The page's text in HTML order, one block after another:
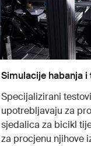
Simulacije habanja i
Specijalizirani
upotrebljavaju za
sjedalica za bicikl
za procjenu njihove